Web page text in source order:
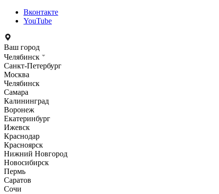
Вконтакте
YouTube
Ваш город
Челябинск
Санкт-Петербург
Москва
Челябинск
Самара
Калининград
Воронеж
Екатеринбург
Ижевск
Краснодар
Красноярск
Нижний Новгород
Новосибирск
Пермь
Саратов
Сочи